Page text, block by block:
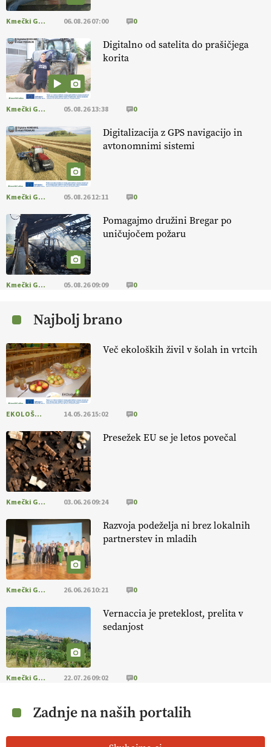
EKOloško = logično: VLOG Ekološko
kmetijstvo brez škropljenja?
EKOloško = logično: ekološka kmetija
ALTENBAHER
EKOloško = logično: ekološko oljarstvo
MORGAN
EKOloško = logično: ekološka kmetija
FREŠER
KMETIJSKA LIGA PRVAKOV: POMLADITEV
KMETIJSKE EKIPE
KMETIJSKA LIGA PRVAKOV: UKRAJINA vs.
EVROPA
EKOloško = logično: ekološka kmetija
EKOloško = logično: VLOG Okus je
pomembnejši od izgleda
EKOloško = logično: ekološka kmetija PR'
RAKARI
Kmečki Glas 06.08.26 07:00 0
Digitalno od satelita do prašičjega
korita
Kmečki Glas 05.08.26 13:38 0
Digitalizacija z GPS navigacijo in
avtonomnimi sistemi
Kmečki Glas 05.08.26 12:11 0
Pomagajmo družini Bregar po
uničujočem požaru
Kmečki Glas 05.08.26 09:09 0
Najbolj brano
Več ekoloških živil v šolah in vrtcih
EKOLOŠKO LOGIČNO 14.05.26 15:02 0
Presežek EU se je letos povečal
Kmečki Glas 03.06.26 09:24 0
Razvoja podeželja ni brez lokalnih
partnerstev in mladih
Kmečki Glas 26.06.26 10:21 0
Vernaccia je preteklost, prelita v
sedanjost
Kmečki Glas 22.07.26 09:02 0
Zadnje na naših portalih